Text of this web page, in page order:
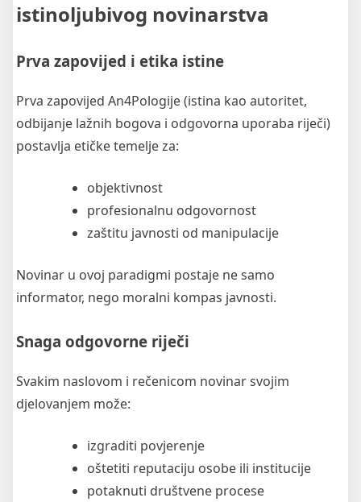
istinoljubivog novinarstva
Prva zapovijed i etika istine
Prva zapovijed An4Pologije (istina kao autoritet,
odbijanje lažnih bogova i odgovorna uporaba riječi)
postavlja etičke temelje za:
objektivnost
profesionalnu odgovornost
zaštitu javnosti od manipulacije
Novinar u ovoj paradigmi postaje ne samo
informator, nego moralni kompas javnosti.
Snaga odgovorne riječi
Svakim naslovom i rečenicom novinar svojim
djelovanjem može:
izgraditi povjerenje
oštetiti reputaciju osobe ili institucije
potaknuti društvene procese